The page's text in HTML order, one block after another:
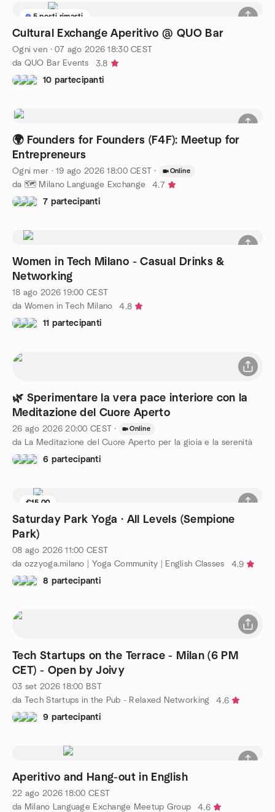
5 posti rimasti
Cultural Exchange Aperitivo @ QUO Bar
Ogni ven ·07 ago 2026 18:30 CEST
da QUO Bar Events
3.8
10 partecipanti
🌍 Founders for Founders (F4F): Meetup for
Entrepreneurs
Ogni mer ·19 ago 2026 18:00 CEST · Online
da 🗺️ Milano Language Exchange
4.7
7 partecipanti
Women in Tech Milano - Casual Drinks &
Networking
18 ago 2026 19:00 CEST
da Women in Tech Milano
4.8
11 partecipanti
🌿 Sperimentare la vera pace interiore con la
Meditazione del Cuore Aperto
26 ago 2026 20:00 CEST · Online
da La Meditazione del Cuore Aperto per la gioia e la serenità
6 partecipanti
€15.00
4 posti rimasti
Saturday Park Yoga · All Levels (Sempione
Park)
08 ago 2026 11:00 CEST
da ozzyoga.milano | Yoga Community | English Classes
4.9
8 partecipanti
Tech Startups on the Terrace - Milan (6 PM
CET) - Open by Joivy
03 set 2026 18:00 BST
da Tech Startups in the Pub - Relaxed Networking
4.6
9 partecipanti
Aperitivo and Hang-out in English
22 ago 2026 18:00 CEST
da Milano Language Exchange Meetup Group
4.6